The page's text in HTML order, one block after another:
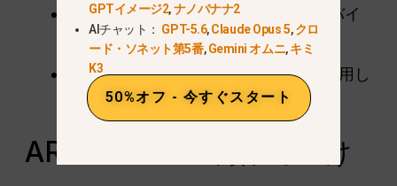
品質を損なうことなくARシーンをモバイ
ルパフォーマンスに最適化する
カスタムシェーダーとテクスチャを使用し
て、超リアルなエフェクトを実現
ARビジュアル制作で避け
GPTイメージ2,ナノバナナ2
AIチャット： GPT-5.6,Claude Opus 5,クロ
ード・ソネット第5番,Gemini オムニ,キミ
K3
50%オフ - 今すぐスタート